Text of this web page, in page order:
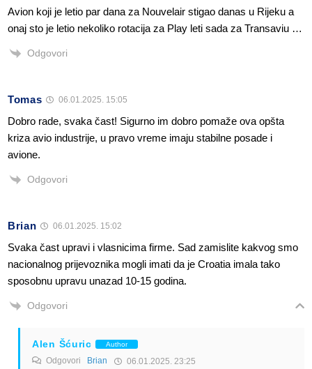
Avion koji je letio par dana za Nouvelair stigao danas u Rijeku a
onaj sto je letio nekoliko rotacija za Play leti sada za Transaviu …
Odgovori
Tomas 06.01.2025. 15:05
Dobro rade, svaka čast! Sigurno im dobro pomaže ova opšta
kriza avio industrije, u pravo vreme imaju stabilne posade i
avione.
Odgovori
Brian 06.01.2025. 15:02
Svaka čast upravi i vlasnicima firme. Sad zamislite kakvog smo
nacionalnog prijevoznika mogli imati da je Croatia imala tako
sposobnu upravu unazad 10-15 godina.
Odgovori
Alen Šćuric Author
Odgovori Brian 06.01.2025. 23:25